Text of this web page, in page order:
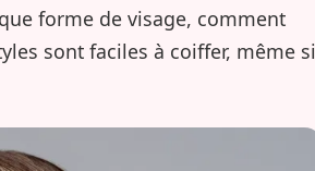
forme de visage, comment
sont faciles à coiffer, même si